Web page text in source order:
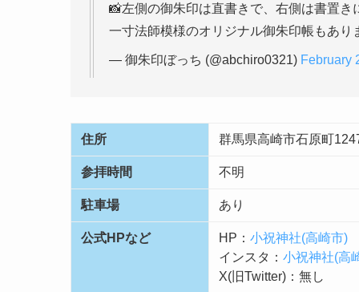
📸左側の御朱印は直書きで、右側は書置き
一寸法師模様のオリジナル御朱印帳もあ
— 御朱印ぼっち (@abchiro0321) February
住所 群馬県高崎市石原町
参拝時間 不明
駐車場 あり
公式HPなど HP： 小祝神社(高崎市)
インスタ： 小祝神社(高
X(旧Twitter)：無し